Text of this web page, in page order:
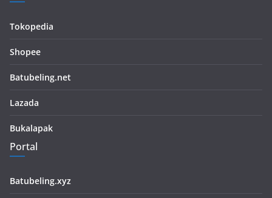
Tokopedia
Shopee
Batubeling.net
Lazada
Bukalapak
Portal
Batubeling.xyz